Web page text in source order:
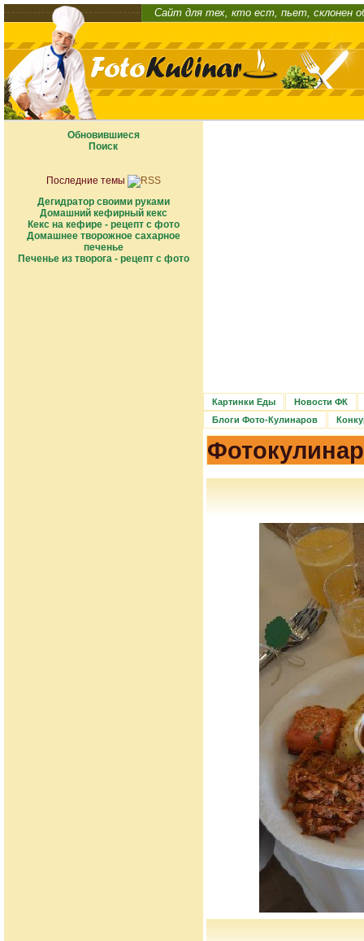
Сайт для тех, кто ест, пьет, склонен
Обновившиеся
Поиск
Последние темы
Дегидратор своими руками
Домашний кефирный кекс
Кекс на кефире - рецепт с фото
Домашнее творожное сахарное
печенье
Печенье из творога - рецепт с фото
Картинки Еды
Новости ФК
Блоги Фото-Кулинаров
Фотокулинар